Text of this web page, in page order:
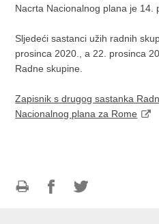
Nacrta Nacionalnog plana je 14.
Sljedeći sastanci užih radnih
prosinca 2020., a 22. prosinca
Radne skupine.
Zapisnik s drugog sastanka
Nacionalnog plana za Rome